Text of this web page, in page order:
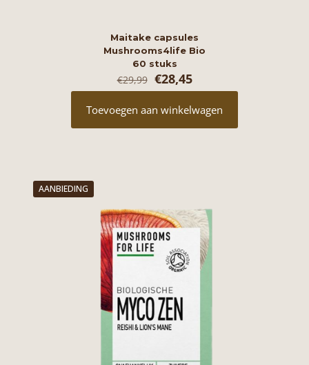
Maitake capsules
Mushrooms4life Bio
60 stuks
€29,99 Oorspronkelijke
prijs
was:
€29,99.
€28,45Huidige
prijs
€28,45.
Toevoegen aan winkelwagen
AANBIEDING